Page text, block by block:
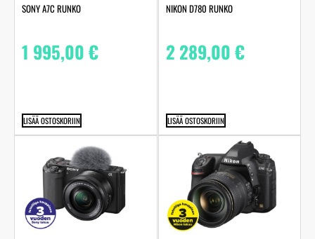
SONY A7C RUNKO
1 995,00€
LISÄÄ OSTOSKORIIN
NIKON D780 RUNKO
2 289,00€
LISÄÄ OSTOSKORIIN